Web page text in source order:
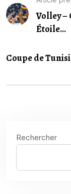
Volley –
Étoile...
Coupe de
Rechercher